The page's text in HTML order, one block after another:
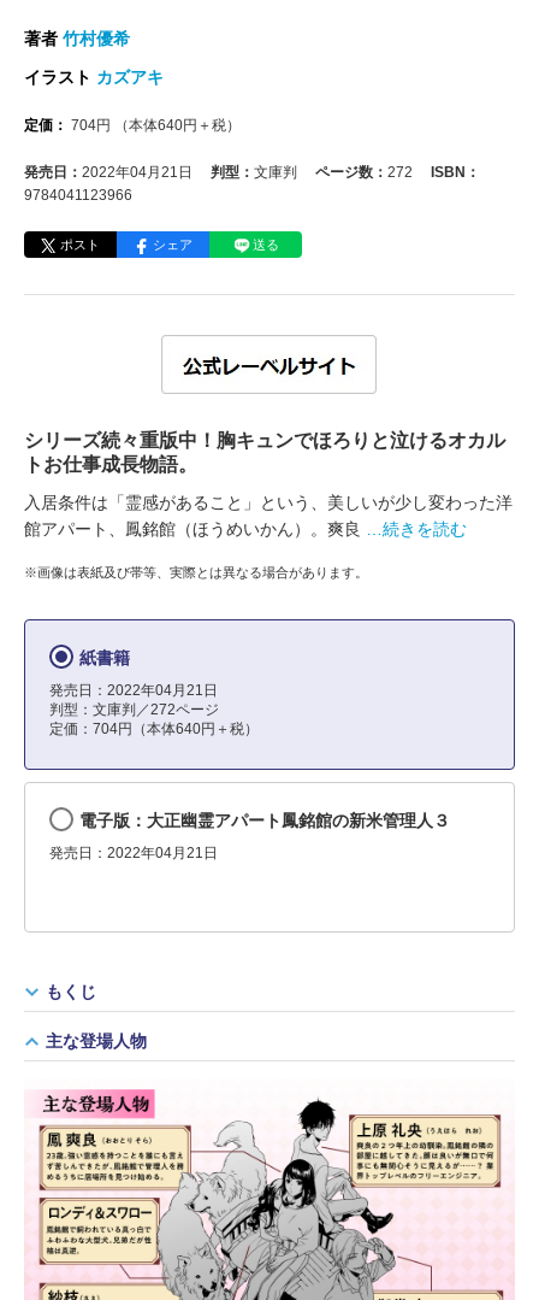
著者 竹村優希
イラスト カズアキ
定価： 704円 （本体640円＋税）
発売日： 2022年04月21日 判型： 文庫判 ページ数： 272
ISBN：
9784041123966
ポスト シェア 送る
シリーズ続々重版中！胸キュンでほろりと泣けるオカル
トお仕事成長物語。
入居条件は「霊感があること」という、美しいが少し変わった洋
館アパート、鳳銘館（ほうめいかん）。爽良
…続きを読む
※画像は表紙及び帯等、実際とは異なる場合があります。
紙書籍
発売日：2022年04月21日
判型：文庫判／272ページ
定価：704円（本体640円＋税）
電子版：大正幽霊アパート鳳銘館の新米管理人３
発売日：2022年04月21日
もくじ
主な登場人物